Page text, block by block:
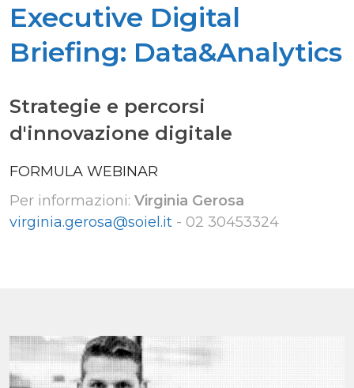
Executive Digital
Briefing: Data&Analytics
Strategie e percorsi
d'innovazione digitale
FORMULA WEBINAR
Per informazioni: Virginia Gerosa
virginia.gerosa@soiel.it - 02 30453324